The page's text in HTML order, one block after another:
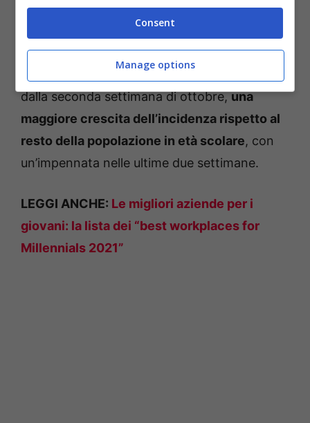
segnalati40.529 nuovi casi. Nello stesso
, ci sono stati161 ospedalizzati e 0
ricoverati in terapia intensiva. Ancora,nella
classe di età 6-11 anni si evidenzia
dalla seconda settimana di ottobre,una
maggiore crescita dell’incidenza rispetto al
resto della popolazione in età scolare, con
un’impennata nelle ultime due settimane.
LEGGI ANCHE: Le migliori aziende per i
giovani: la lista dei “best workplaces for
Millennials 2021”
Consent
Manage options